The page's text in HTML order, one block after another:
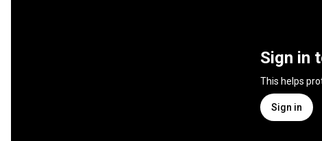
Sign in
This helps
Sign in